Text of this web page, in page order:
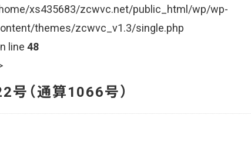
xs435683/zcwvc.net/public_html/wp/wp-
themes/zcwvc_v1.3/single.php
line48
号（通算1066号）